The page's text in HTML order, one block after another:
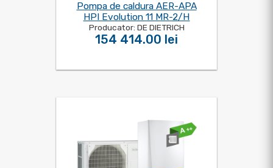
Pompa de caldura AER-APA
HPI Evolution 11 MR-2/H
Producator: DE DIETRICH
154 414.00 lei